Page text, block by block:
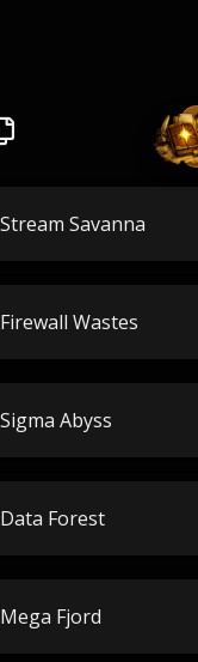
Stream Savanna
Firewall Wastes
Sigma Abyss
Data Forest
Mega Fjord